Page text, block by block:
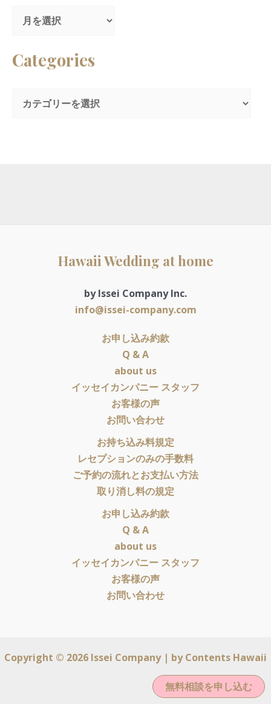
Categories
無料相談を申し込む
Hawaii Wedding at home
by Issei Company Inc.
info@issei-company.com
お申し込み約款
Q & A
about us
イッセイカンパニー スタッフ
お客様の声
お問い合わせ
お持ち込み料規定
レセプションのみの手数料
ご予約の流れとお支払い方法
取り消し料の規定
お申し込み約款
Q & A
about us
イッセイカンパニー スタッフ
お客様の声
お問い合わせ
Copyright © 2026 Issei Company | byContents Hawaii